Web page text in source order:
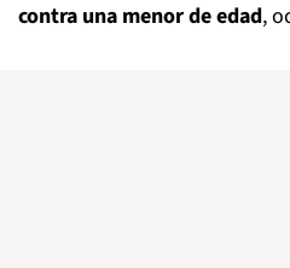
contra una menor de edad,